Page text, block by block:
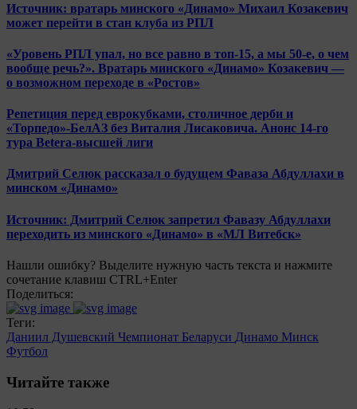
Источник: вратарь минского «Динамо» Михаил Козакевич
может перейти в стан клуба из РПЛ
«Уровень РПЛ упал, но все равно в топ-15, а мы 50-е, о чем
вообще речь?». Вратарь минского «Динамо» Козакевич —
о возможном переходе в «Ростов»
Репетиция перед еврокубками, столичное дерби и
«Торпедо»-БелАЗ без Виталия Лисаковича. Анонс 14-го
тура Betera-высшей лиги
Дмитрий Селюк рассказал о будущем Фаваза Абдуллахи в
минском «Динамо»
Источник: Дмитрий Селюк запретил Фавазу Абдуллахи
переходить из минского «Динамо» в «МЛ Витебск»
Нашли ошибку? Выделите нужную часть текста и нажмите
сочетание клавиш CTRL+Enter
Поделиться:
Теги:
Даниил Душевский Чемпионат Беларуси Динамо Минск
Футбол
Читайте также